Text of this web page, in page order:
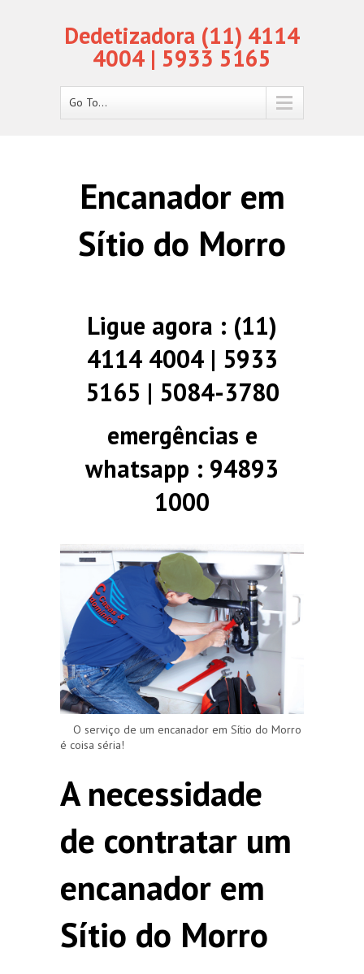
Dedetizadora (11) 4114
4004 | 5933 5165
Go To...
Encanador em
Sítio do Morro
Ligue agora : (11)
4114 4004 | 5933
5165 | 5084-3780
emergências e
whatsapp : 94893
1000
O serviço de um encanador em Sítio do Morro
é coisa séria!
A necessidade
de contratar um
encanador em
Sítio do Morro